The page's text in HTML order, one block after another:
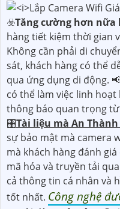
☣️Tăng cường hơn nữa
hàng tiết kiệm thời gian
Không cần phải di
sát, khách hàng có thể
qua ứng dụng di động.
có thể làm việc linh
thông báo quan trọng
🎛Tài liệu mà An
sự bảo mật mà camera
mà khách hàng đánh
mã hóa và truyền tải
cả thông tin cá nhân và
tốt nhất. Công nghệ